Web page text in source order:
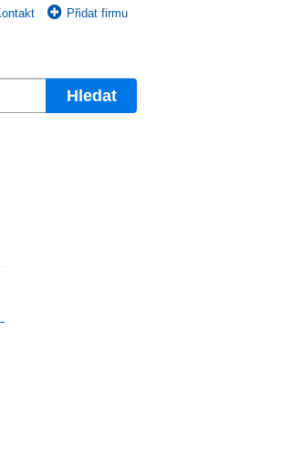
Přidat firmu
Hledat